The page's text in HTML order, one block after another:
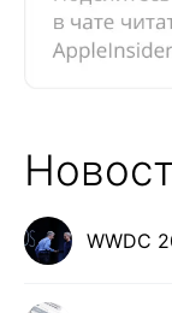
WWDC